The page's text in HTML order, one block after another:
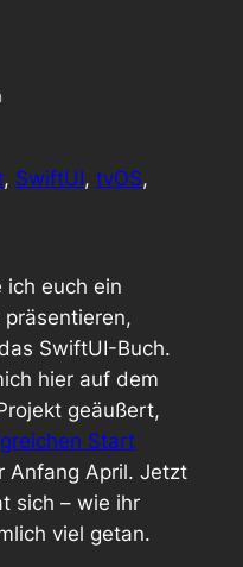
, SwiftUI, tvOS
ich euch ein
SwiftUI-Buch.
hier auf dem
geäußert,
Start
Anfang April. Jetzt
sich – wie ihr
viel getan.